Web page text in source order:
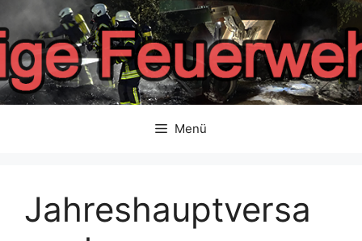
Inhalt
springen
Menü
Jahreshauptversa